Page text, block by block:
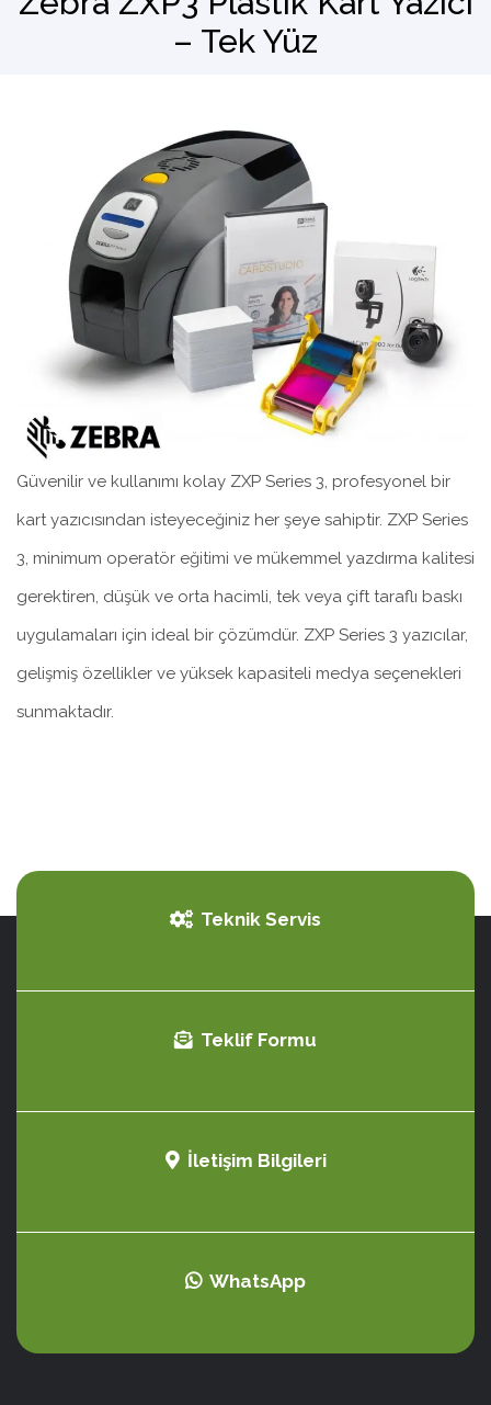
– Tek Yüz
Güvenilir ve kullanımı kolay ZXP Series 3, profesyonel bir
kart yazıcısından isteyeceğiniz her şeye sahiptir. ZXP Series
3, minimum operatör eğitimi ve mükemmel yazdırma kalitesi
gerektiren, düşük ve orta hacimli, tek veya çift taraflı baskı
uygulamaları için ideal bir çözümdür. ZXP Series 3 yazıcılar,
gelişmiş özellikler ve yüksek kapasiteli medya seçenekleri
sunmaktadır.
Teknik Servis
Teklif Formu
İletişim Bilgileri
WhatsApp